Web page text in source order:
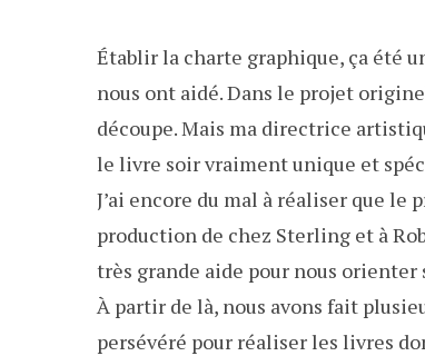
Établir la charte graphique, ça été
nous ont aidé. Dans le projet
découpe. Mais ma directrice
le livre soir vraiment unique et
J’ai encore du mal à réaliser que le
production de chez Sterling et à
très grande aide pour nous
À partir de là, nous avons fait
persévéré pour réaliser les livres